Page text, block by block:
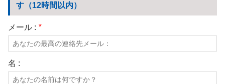
ます。
す（12時間以内）
メール : *
名 :